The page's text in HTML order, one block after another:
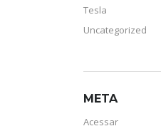
Tesla
Uncategorized
META
Acessar